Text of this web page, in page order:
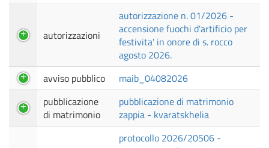
autorizzazioni
autorizzazione n. 01/2026 -
accensione fuochi d'artificio per
festivita' in onore di s. rocco
agosto 2026.
avviso pubblico
maib_04082026
pubblicazione
di matrimonio
pubblicazione di matrimonio
zappia - kvaratskhelia
protocollo 2026/20506 -